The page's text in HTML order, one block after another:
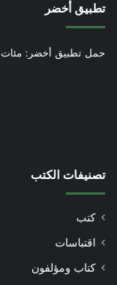
تطبيق أخضر
حمل تطبيق أخضر: مئات
تصنيفات الكتب
كتب
اقتباسات
كتاب ومؤلفون